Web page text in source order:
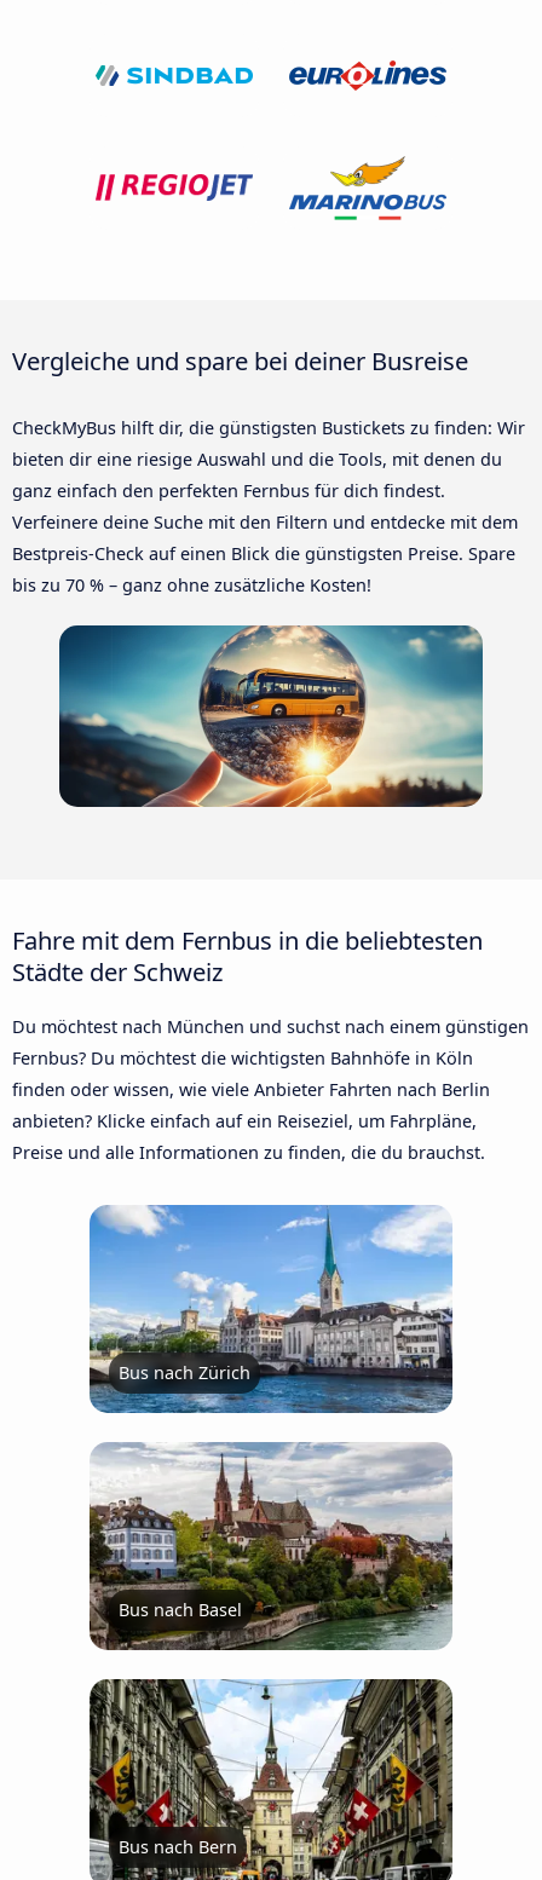
Vergleiche und spare bei deiner Busreise
CheckMyBus hilft dir, die günstigsten Bustickets zu finden: Wir
bieten dir eine riesige Auswahl und die Tools, mit denen du
ganz einfach den perfekten Fernbus für dich findest.
Verfeinere deine Suche mit den Filtern und entdecke mit dem
Bestpreis-Check auf einen Blick die günstigsten Preise. Spare
bis zu 70 % – ganz ohne zusätzliche Kosten!
Fahre mit dem Fernbus in die beliebtesten
Städte der Schweiz
Du möchtest nach München und suchst nach einem günstigen
Fernbus? Du möchtest die wichtigsten Bahnhöfe in Köln
finden oder wissen, wie viele Anbieter Fahrten nach Berlin
anbieten? Klicke einfach auf ein Reiseziel, um Fahrpläne,
Preise und alle Informationen zu finden, die du brauchst.
Bus nach Zürich
Bus nach Basel
Bus nach Bern